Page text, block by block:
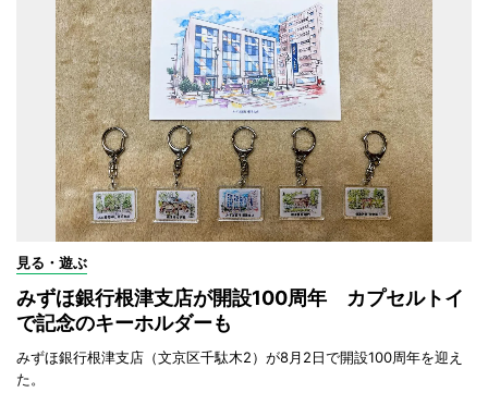
見る・遊ぶ
みずほ銀行根津支店が開設100周年 カプセルトイ
で記念のキーホルダーも
みずほ銀行根津支店（文京区千駄木2）が8月2日で開設100周年を迎え
た。